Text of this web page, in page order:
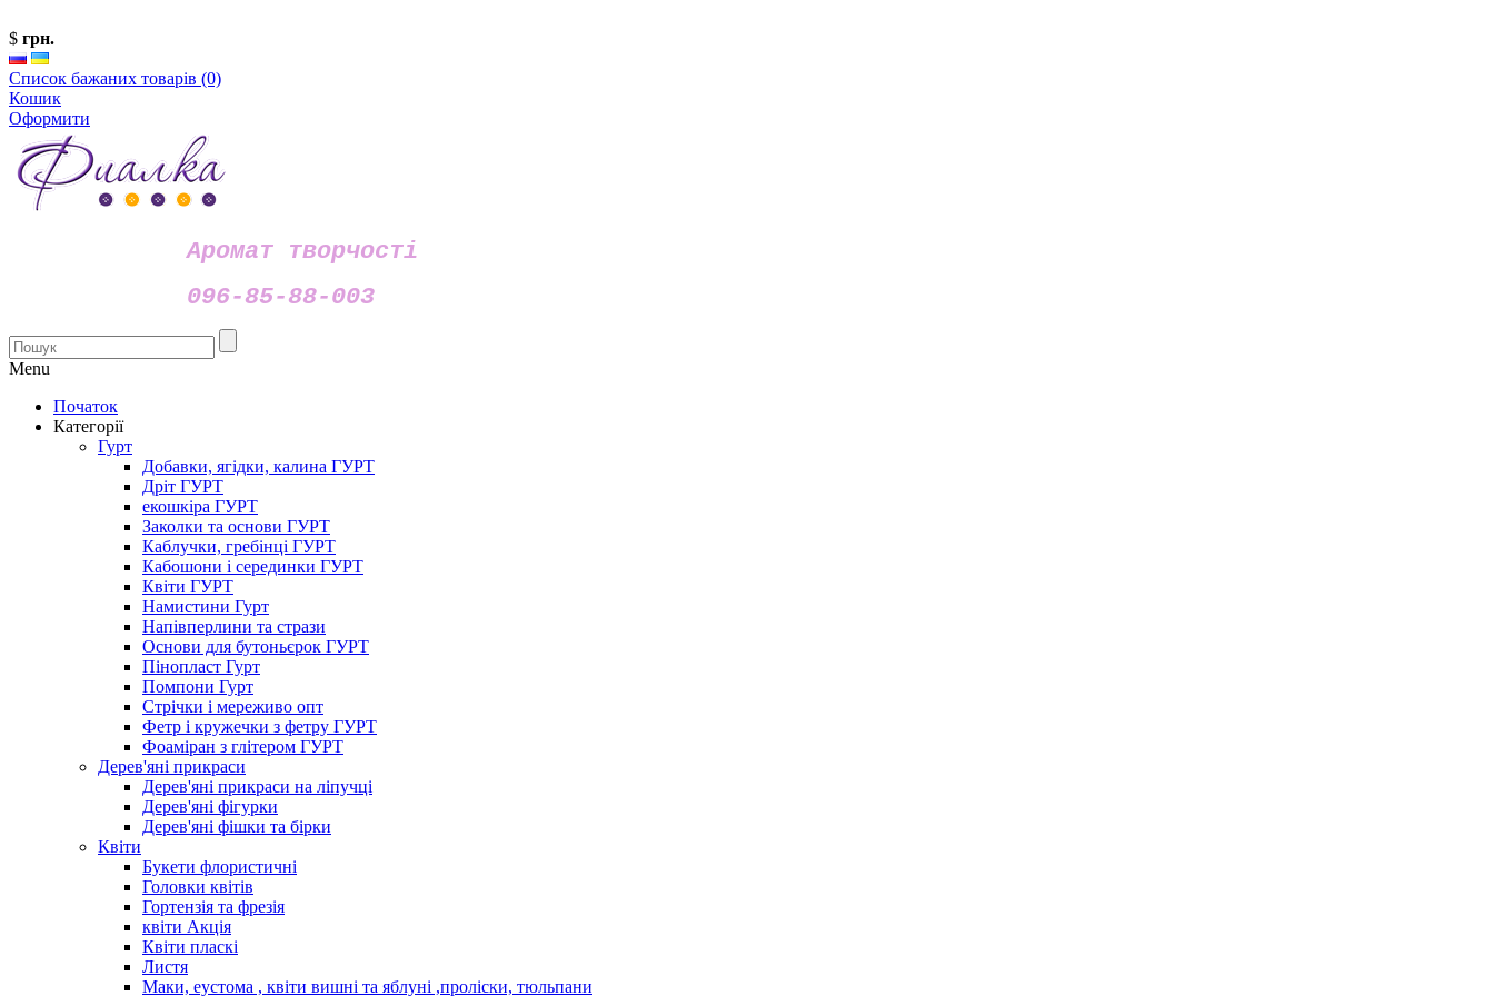
$ грн.
Список бажаних товарів (0)
Кошик
Оформити
Аромат творчості
096-85-88-003
Menu
Початок
Категорії
Гурт
Добавки, ягідки, калина ГУРТ
Дріт ГУРТ
екошкіра ГУРТ
Заколки та основи ГУРТ
Каблучки, гребінці ГУРТ
Кабошони і серединки ГУРТ
Квіти ГУРТ
Намистини Гурт
Напівперлини та стрази
Основи для бутоньєрок ГУРТ
Пінопласт Гурт
Помпони Гурт
Стрічки і мереживо опт
Фетр і кружечки з фетру ГУРТ
Фоаміран з глітером ГУРТ
Дерев'яні прикраси
Дерев'яні прикраси на ліпучці
Дерев'яні фігурки
Дерев'яні фішки та бірки
Квіти
Букети флористичні
Головки квітів
Гортензія та фрезія
квіти Акція
Квіти пласкі
Листя
Маки, еустома , квіти вишні та яблуні ,проліски, тюльпани